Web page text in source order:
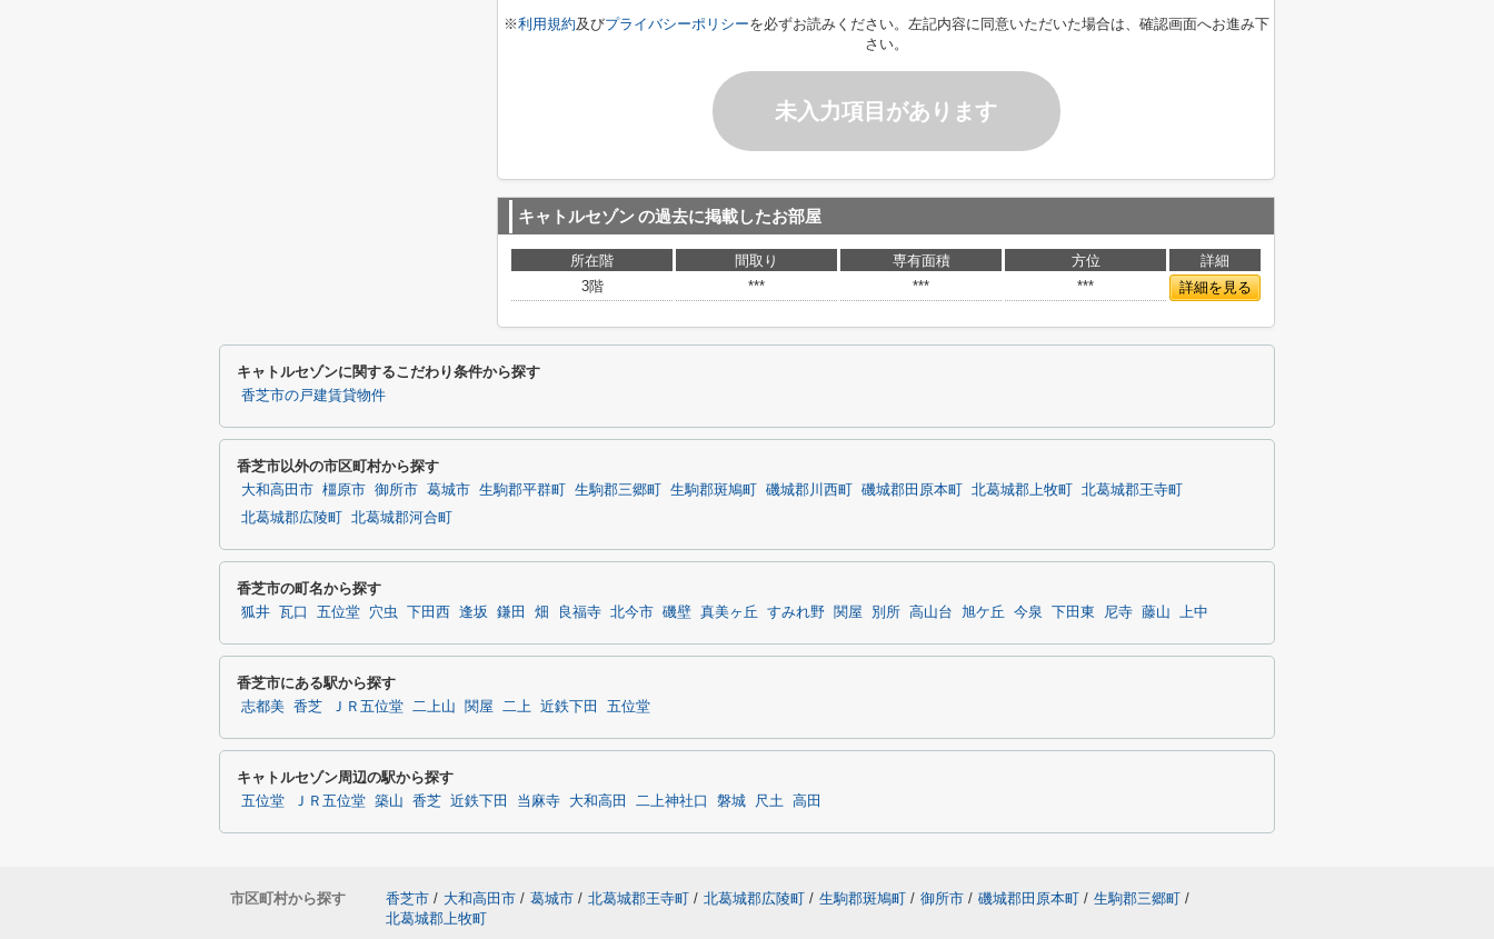
※利用規約及びプライバシーポリシーを必ずお読みください。左記内容に同意いただいた場合は、確認画面へお進み下
さい。
未入力項目があります
キャトルセゾンの過去に掲載したお部屋
所在階 間取り 専有面積 方位
詳細
3階
*** *** *** 詳細を見る
キャトルセゾンに関するこだわり条件から探す
香芝市の戸建賃貸物件
香芝市以外の市区町村から探す
大和高田市 橿原市 御所市 葛城市 生駒郡平群町 生駒郡三郷町 生駒郡斑鳩町 磯城郡川西町 磯城郡田原本町 北葛城郡上牧町
北葛城郡王寺町
北葛城郡広陵町
北葛城郡河合町
香芝市の町名から探す
狐井 瓦口 五位堂 穴虫 下田西 逢坂 鎌田 畑 良福寺 北今市 磯壁 真美ヶ丘 すみれ野 関屋 別所 高山台 旭ケ丘 今泉 下田東 尼寺 藤山 上中
香芝市にある駅から探す
志都美 香芝 ＪＲ五位堂 二上山 関屋 二上 近鉄下田 五位堂
キャトルセゾン周辺の駅から探す
五位堂 ＪＲ五位堂 築山 香芝 近鉄下田 当麻寺 大和高田 二上神社口 磐城 尺土 高田
市区町村から探す 香芝市 / 大和高田市 / 葛城市 / 北葛城郡王寺町 / 北葛城郡広陵町 / 生駒郡斑鳩町 / 御所市 / 磯城郡田原本町 / 生駒郡三郷町 /
北葛城郡上牧町